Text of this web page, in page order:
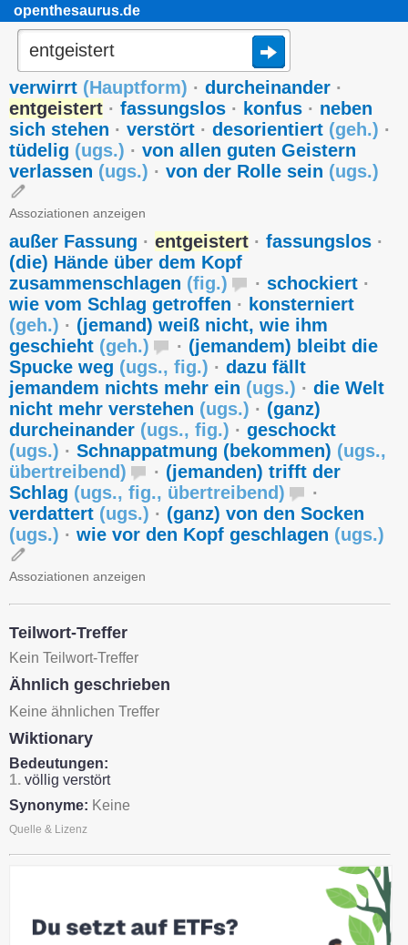
openthesaurus.de
verwirrt (Hauptform) · durcheinander ·
entgeistert · fassungslos · konfus · neben
sich stehen · verstört · desorientiert (geh.) ·
tüdelig (ugs.) · von allen guten Geistern
verlassen (ugs.) · von der Rolle sein (ugs.)
Assoziationen anzeigen
außer Fassung · entgeistert · fassungslos ·
(die) Hände über dem Kopf
zusammenschlagen (fig.) · schockiert ·
wie vom Schlag getroffen · konsterniert
(geh.) · (jemand) weiß nicht, wie ihm
geschieht (geh.) · (jemandem) bleibt die
Spucke weg (ugs., fig.) · dazu fällt
jemandem nichts mehr ein (ugs.) · die Welt
nicht mehr verstehen (ugs.) · (ganz)
durcheinander (ugs., fig.) · geschockt
(ugs.) · Schnappatmung (bekommen) (ugs.,
übertreibend) · (jemanden) trifft der
Schlag (ugs., fig., übertreibend)
·
verdattert (ugs.) · (ganz) von den Socken
(ugs.) · wie vor den Kopf geschlagen (ugs.)
Assoziationen anzeigen
Teilwort-Treffer
Kein Teilwort-Treffer
Ähnlich geschrieben
Keine ähnlichen Treffer
Wiktionary
Bedeutungen:
1. völlig verstört
Synonyme: Keine
Quelle & Lizenz